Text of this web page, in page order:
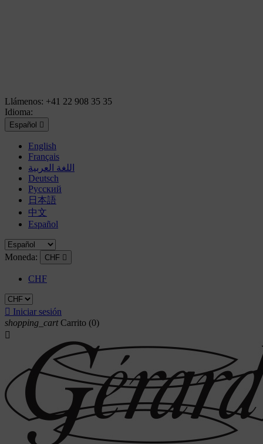
Llámenos: +41 22 908 35 35
Idioma:
Español 
English
Français
اللغة العربية
Deutsch
Русский
日本語
中文
Español
Moneda: CHF 
CHF
 Iniciar sesión
shopping_cart Carrito (0)
